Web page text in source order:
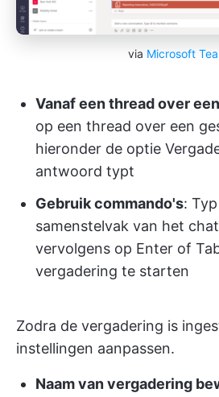
via Microsoft
Vanaf een thread over
op een thread over een
hieronder de optie
antwoord typt
Gebruik commando's:
samenstelvak van het
vervolgens op Enter of
vergadering te starten
Zodra de vergadering is
instellingen aanpassen.
Naam van vergadering